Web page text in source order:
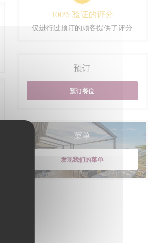
100% 验证的评分
仅进行过预订的顾客提供了评分
预订
预订餐位
菜单
发现我们的菜单